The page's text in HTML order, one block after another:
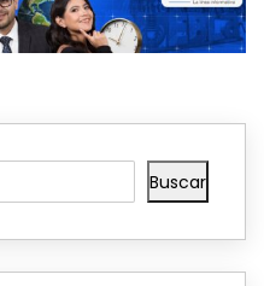
Buscar